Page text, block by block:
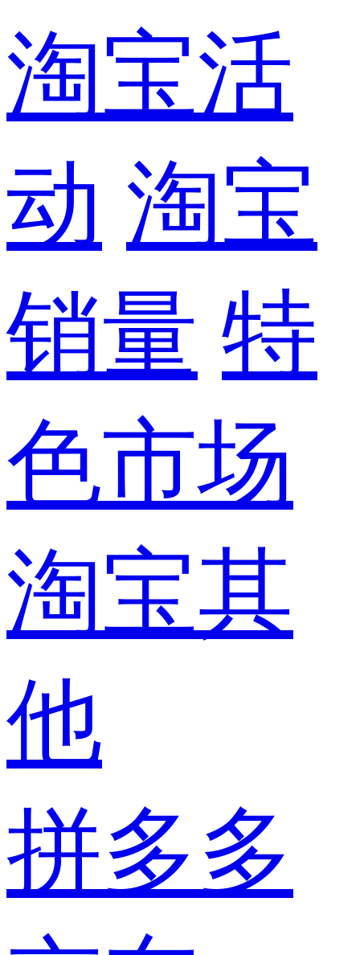
淘宝活
动 淘宝
销量 特
色市场
淘宝其
他
拼多多